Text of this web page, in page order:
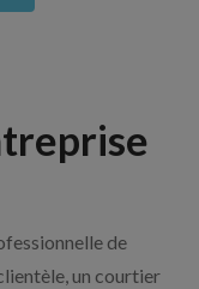
de
un courtier